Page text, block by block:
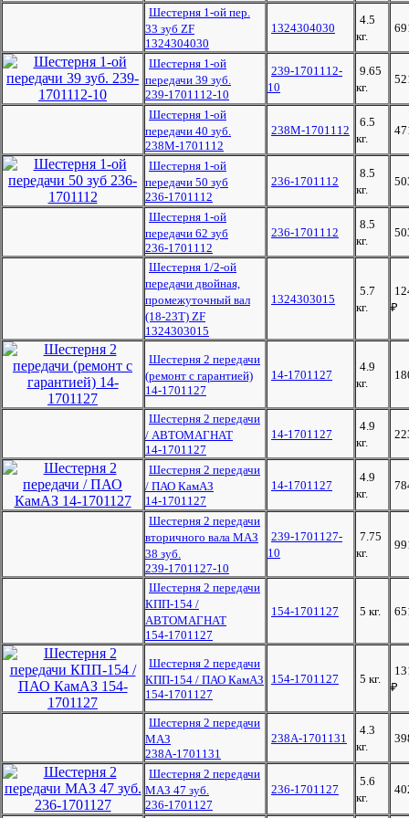
Шестерня 1-ой пер.
33 зуб ZF
1324304030
1324304030
4.5
кг.
Шестерня 1-ой
передачи 39 зуб.
239-1701112-10
239-1701112-
10
9.65
кг.
Шестерня 1-ой
передачи 40 зуб.
238М-1701112
238М-1701112
6.5
кг.
Шестерня 1-ой
передачи 50 зуб
236-1701112
236-1701112
8.5
кг.
Шестерня 1-ой
передачи 62 зуб
236-1701112
236-1701112
8.5
кг.
Шестерня 1/2-ой
передачи двойная,
промежуточный вал
(18-23T) ZF
1324303015
1324303015
5.7
кг.
₽
Шестерня 2 передачи
(ремонт с гарантией)
14-1701127
14-1701127
4.9
кг.
Шестерня 2 передачи
/ АВТОМАГНАТ
14-1701127
14-1701127
4.9
кг.
Шестерня 2 передачи
/ ПАО КамАЗ
14-1701127
14-1701127
4.9
кг.
Шестерня 2 передачи
вторичного вала МАЗ
38 зуб.
239-1701127-10
239-1701127-
10
7.75
кг.
Шестерня 2 передачи
КПП-154 /
АВТОМАГНАТ
154-1701127
154-1701127 5 кг.
Шестерня 2 передачи
КПП-154 / ПАО КамАЗ
154-1701127
154-1701127 5 кг.
₽
Шестерня 2 передачи
МАЗ
238А-1701131
238А-1701131
4.3
кг.
Шестерня 2 передачи
МАЗ 47 зуб.
236-1701127
236-1701127
5.6
кг.